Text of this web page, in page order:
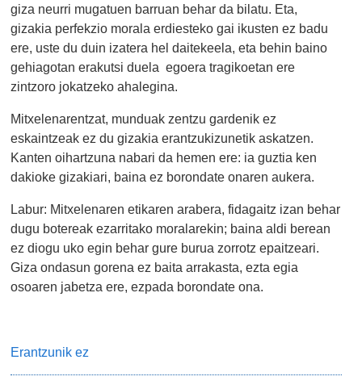
giza neurri mugatuen barruan behar da bilatu. Eta,
gizakia perfekzio morala erdiesteko gai ikusten ez badu
ere, uste du duin izatera hel daitekeela, eta behin baino
gehiagotan erakutsi duela egoera tragikoetan ere
zintzoro jokatzeko ahalegina.
Mitxelenarentzat, munduak zentzu gardenik ez
eskaintzeak ez du gizakia erantzukizunetik askatzen.
Kanten oihartzuna nabari da hemen ere: ia guztia ken
dakioke gizakiari, baina ez borondate onaren aukera.
Labur: Mitxelenaren etikaren arabera, fidagaitz izan behar
dugu botereak ezarritako moralarekin; baina aldi berean
ez diogu uko egin behar gure burua zorrotz epaitzeari.
Giza ondasun gorena ez baita arrakasta, ezta egia
osoaren jabetza ere, ezpada borondate ona.
Erantzunik ez